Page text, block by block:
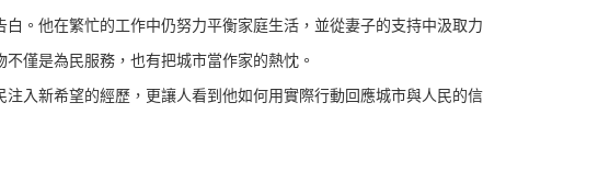
。他在繁忙的工作中仍努力平衡家庭生活，並從妻子的支持中汲取力
僅是為民服務，也有把城市當作家的熱忱。
入新希望的經歷，更讓人看到他如何用實際行動回應城市與人民的信